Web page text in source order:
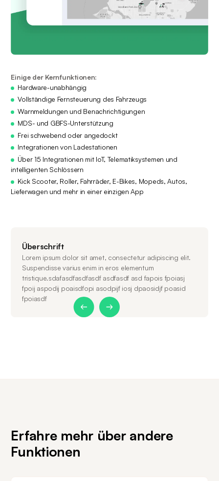
Einige der Kernfunktionen:
Hardware-unabhängig
Vollständige Fernsteuerung des Fahrzeugs
Warnmeldungen und Benachrichtigungen
MDS- und GBFS-Unterstützung
Frei schwebend oder angedockt
Integrationen von Ladestationen
Über 15 Integrationen mit IoT, Telematiksystemen und
intelligenten Schlössern
Kick Scooter, Roller, Fahrräder, E-Bikes, Mopeds, Autos,
Lieferwagen und mehr in einer einzigen App
Überschrift
Lorem ipsum dolor sit amet, consectetur adipiscing elit.
Suspendisse varius enim in eros elementum
tristique.sdafasdfasdfasdf asdfasdf asd fapois fpoiasj
fpoij aspodij poaisdfopi asodpijf iosj dpaosidjf poasid
fpoiasdf
Erfahre mehr über andere
Funktionen